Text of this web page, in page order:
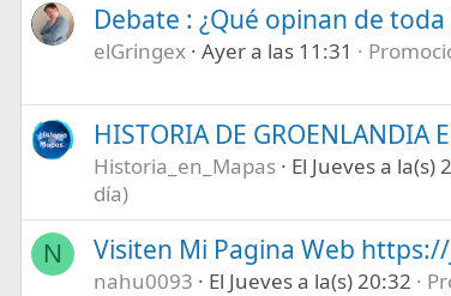
Debate : ¿Qué opinan de
elGringex Ayer a las 11:31
HISTORIA DE GROENLANDIA
Historia_en_Mapas El Jueves a la(s)
día)
N Visiten Mi Pagina Web
nahu0093 El Jueves a la(s) 20:32